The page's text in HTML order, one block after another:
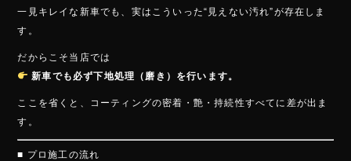
一見キレイな新車でも、実はこういった“見えない汚れ”が存在しま
す。
だからこそ当店では
新車でも必ず下地処理（磨き）を行います。
ここを省くと、コーティングの密着・艶・持続性すべてに差が出ま
す。
■ プロ施工の流れ